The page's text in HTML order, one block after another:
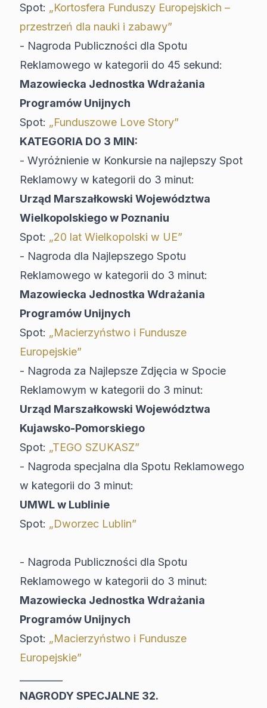
Spot: „Kortosfera Funduszy Europejskich –
przestrzeń dla nauki i zabawy”
- Nagroda Publiczności dla Spotu
Reklamowego w kategorii do 45 sekund:
Mazowiecka Jednostka Wdrażania
Programów Unijnych
Spot: „Funduszowe Love Story”
KATEGORIA DO 3 MIN:
- Wyróżnienie w Konkursie na najlepszy Spot
Reklamowy w kategorii do 3 minut:
Urząd Marszałkowski Województwa
Wielkopolskiego w Poznaniu
Spot: „20 lat Wielkopolski w UE”
- Nagroda dla Najlepszego Spotu
Reklamowego w kategorii do 3 minut:
Mazowiecka Jednostka Wdrażania
Programów Unijnych
Spot: „Macierzyństwo i Fundusze
Europejskie”
- Nagroda za Najlepsze Zdjęcia w Spocie
Reklamowym w kategorii do 3 minut:
Urząd Marszałkowski Województwa
Kujawsko-Pomorskiego
Spot: „TEGO SZUKASZ”
- Nagroda specjalna dla Spotu Reklamowego
w kategorii do 3 minut:
UMWL w Lublinie
Spot: „Dworzec Lublin”
- Nagroda Publiczności dla Spotu
Reklamowego w kategorii do 3 minut:
Mazowiecka Jednostka Wdrażania
Programów Unijnych
Spot: „Macierzyństwo i Fundusze
Europejskie”
_________
NAGRODY SPECJALNE 32.